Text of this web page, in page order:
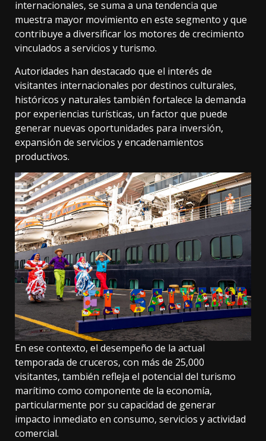
internacionales, se suma a una tendencia que
muestra mayor movimiento en este segmento y que
contribuye a diversificar los motores de crecimiento
vinculados a servicios y turismo.
Autoridades han destacado que el interés de
visitantes internacionales por destinos culturales,
históricos y naturales también fortalece la demanda
por experiencias turísticas, un factor que puede
generar nuevas oportunidades para inversión,
expansión de servicios y encadenamientos
productivos.
En ese contexto, el desempeño de la actual
temporada de cruceros, con más de 25,000
visitantes, también refleja el potencial del turismo
marítimo como componente de la economía,
particularmente por su capacidad de generar
impacto inmediato en consumo, servicios y actividad
comercial.